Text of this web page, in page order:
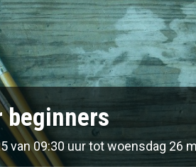
beginners
van 09:30 uur tot woensdag 26